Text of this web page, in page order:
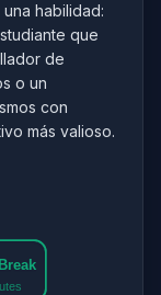
habilidad:
que
de
o un
con
más valioso.